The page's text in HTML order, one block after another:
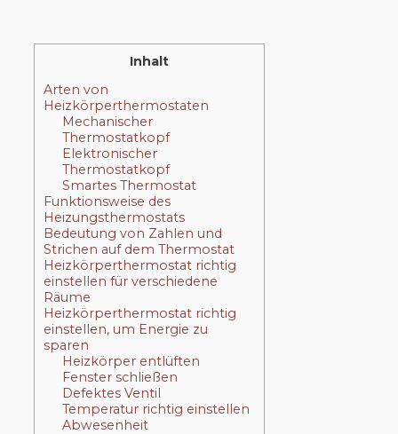
Inhalt
Arten von
Heizkörperthermostaten
Mechanischer
Thermostatkopf
Elektronischer
Thermostatkopf
Smartes Thermostat
Funktionsweise des
Heizungsthermostats
Bedeutung von Zahlen und
Strichen auf dem Thermostat
Heizkörperthermostat richtig
einstellen für verschiedene
Räume
Heizkörperthermostat richtig
einstellen, um Energie zu
sparen
Heizkörper entlüften
Fenster schließen
Defektes Ventil
Temperatur richtig einstellen
Abwesenheit